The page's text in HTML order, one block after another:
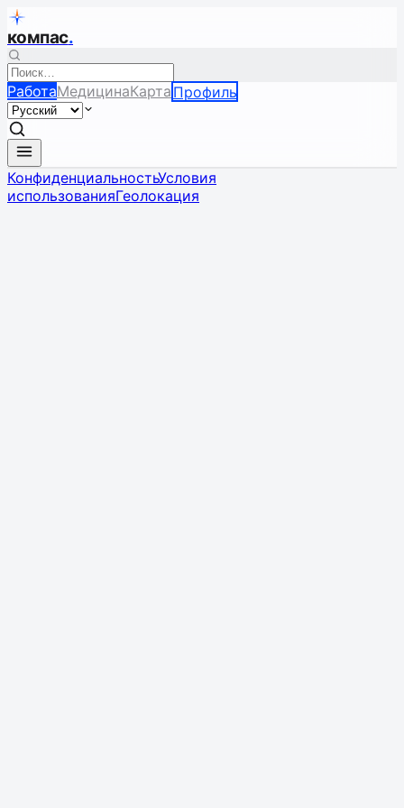
компас.
РаботаМедицинаКарта Профиль
КонфиденциальностьУсловия
использованияГеолокация